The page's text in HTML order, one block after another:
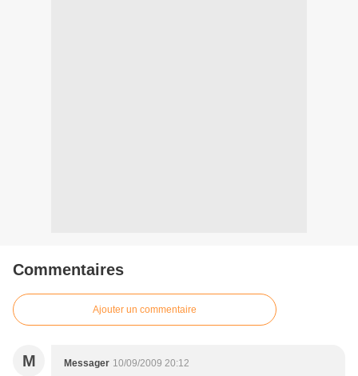
Commentaires
Ajouter un commentaire
M Messager 10/09/2009 20:12